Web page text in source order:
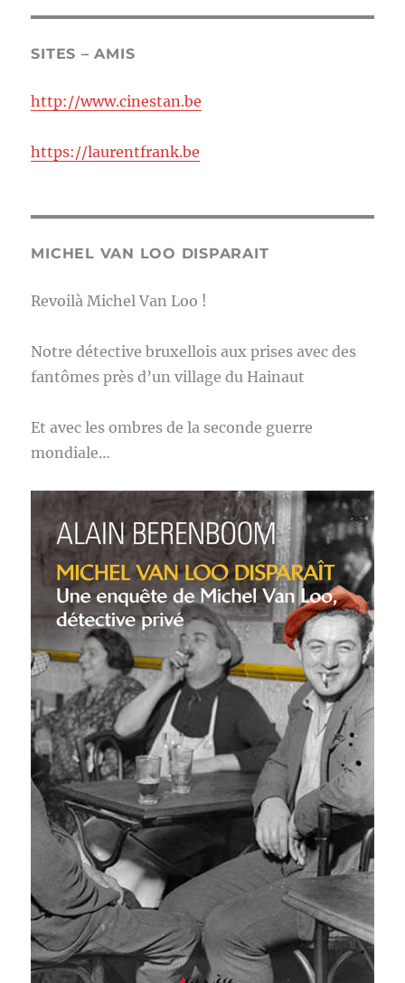
SITES – AMIS
http://www.cinestan.be
https://laurentfrank.be
MICHEL VAN LOO DISPARAIT
Revoilà Michel Van Loo !
Notre détective bruxellois aux prises avec des
fantômes près d’un village du Hainaut
Et avec les ombres de la seconde guerre
mondiale…